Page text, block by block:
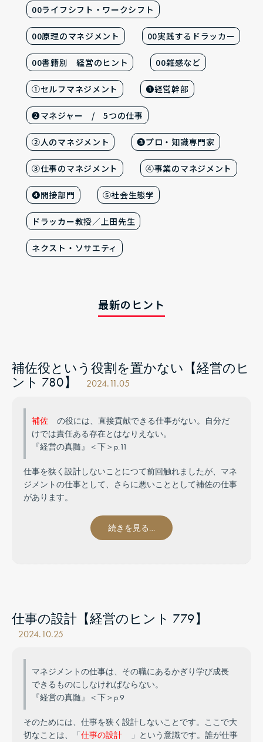
00ライフシフト・ワークシフト
00原理のマネジメント 00実践するドラッカー
00書籍別 経営のヒント 00雑感など
①セルフマネジメント ❶経営幹部
❷マネジャー / 5つの仕事
②人のマネジメント ❸プロ・知識専門家
③仕事のマネジメント ④事業のマネジメント
❹間接部門 ⑤社会生態学
ドラッカー教授／上田先生
ネクスト・ソサエティ
最新のヒント
補佐役という役割を置かない【経営のヒ
ント 780】
2024.11.05
補佐
の役には、直接貢献できる仕事がない。自分だ
けでは責任ある存在とはなりえない。
『経営の真髄』＜下＞p.11
仕事を狭く設計しないことにつて前回触れましたが、マネ
ジメントの仕事として、さらに悪いこととして補佐の仕事
があります。
続きを見る…
仕事の設計【経営のヒント 779】
2024.10.25
マネジメントの仕事は、その職にあるかぎり学び成長
できるものにしなければならない。
『経営の真髄』＜下＞p.9
そのためには、仕事を狭く設計しないことです。ここで大
切なことは、「仕事の設計 」という意識です。誰が仕事